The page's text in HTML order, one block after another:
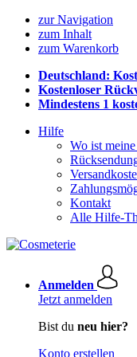
zur Navigation
zum Inhalt
zum Warenkorb
Deutschland:
Kostenloser
Mindestens 1
Hilfe
Wo ist
Kontakt
Alle Hilfe-
Anmelden
Jetzt anmelden
Bist du neu hier?
Konto erstellen